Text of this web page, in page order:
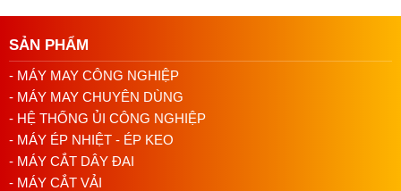
SẢN PHẨM
- MÁY MAY CÔNG NGHIỆP
- MÁY MAY CHUYÊN DÙNG
- HỆ THỐNG ỦI CÔNG NGHIỆP
- MÁY ÉP NHIỆT - ÉP KEO
- MÁY CẮT DÂY ĐAI
- MÁY CẮT VẢI